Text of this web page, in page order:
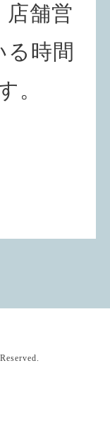
店舗営
時間
。